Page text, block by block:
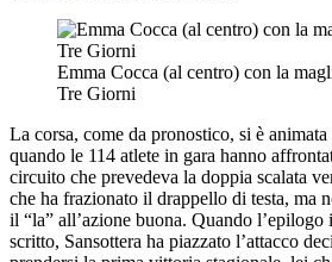
Emma Cocca (al centro) con la
Tre Giorni
La corsa, come da pronostico, si è
quando le 114 atlete in gara hanno
circuito che prevedeva la doppia scalata
che ha frazionato il drappello di testa, ma
il “la” all’azione buona. Quando l’epilogo
scritto, Sansottera ha piazzato l’attacco